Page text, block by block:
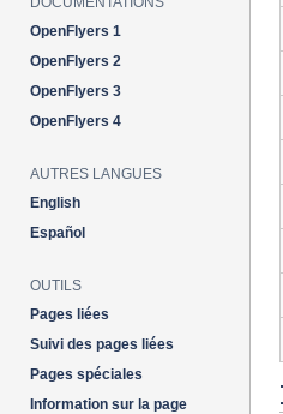
OpenFlyers 1
OpenFlyers 2
OpenFlyers 3
OpenFlyers 4
AUTRES LANGUES
English
Español
OUTILS
Pages liées
Suivi des pages liées
Pages spéciales
Information sur la page